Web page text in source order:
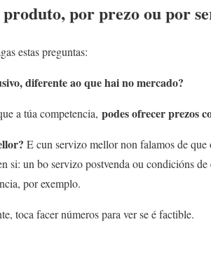
por prezo ou por
estas preguntas:
diferente ao que hai no mercado?
a túa competencia, podes ofrecer prezos
E cun servizo mellor non falamos de
si: un bo servizo postvenda ou condicións
por exemplo.
toca facer números para ver se é factible.